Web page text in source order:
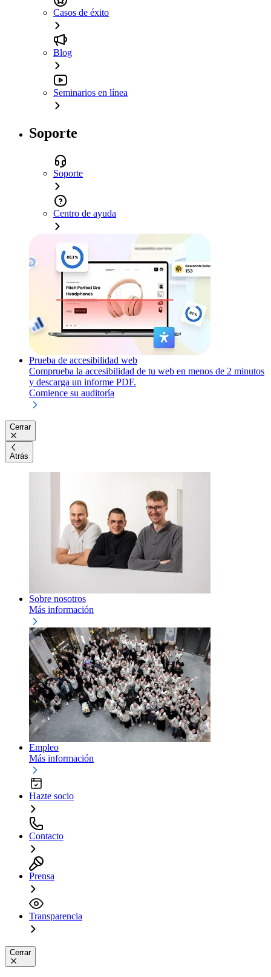
Casos de éxito
Blog
Seminarios en línea
Soporte
Soporte
Centro de ayuda
Prueba de accesibilidad web
Comprueba la accesibilidad de tu web en menos de 2 minutos
y descarga un informe PDF.
Comience su auditoría
Cerrar
Atrás
Sobre nosotros
Más información
Empleo
Más información
Hazte socio
Contacto
Prensa
Transparencia
Cerrar